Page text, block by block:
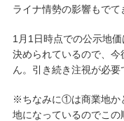
ライナ情勢の影響もでて
1月1日時点での公示地
決められているので、
ん。引き続き注視が必要
※ちなみに①は商業地か
地になっているのでこ